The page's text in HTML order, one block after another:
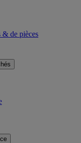
& de pièces